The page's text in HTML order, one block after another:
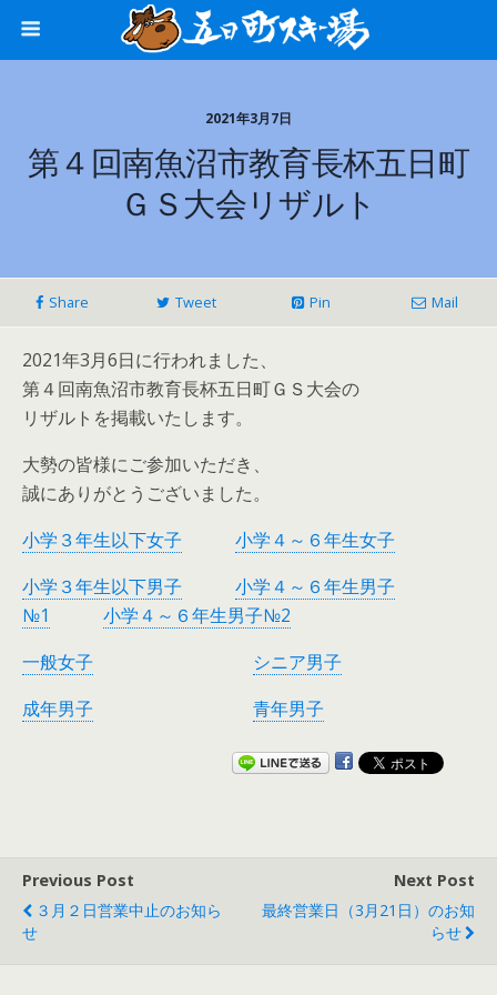
2021年3月7日
第４回南魚沼市教育長杯五日町
ＧＳ大会リザルト
Share Tweet Pin Mail
2021年3月6日に行われました、
第４回南魚沼市教育長杯五日町ＧＳ大会の
リザルトを掲載いたします。
大勢の皆様にご参加いただき、
誠にありがとうございました。
小学３年生以下女子
小学４～６年生女子
小学３年生以下男子
小学４～６年生男子
№1
小学４～６年生男子№2
一般女子
シニア男子
成年男子
青年男子
Previous Post
３月２日営業中止のお知ら
せ
Next Post
最終営業日（3月21日）のお知
らせ